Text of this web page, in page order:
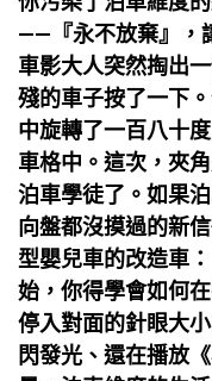
——『永不放棄』，
車影大人突然掏出
殘的車子按了一下
中旋轉了一百八十
車格中。這次，夾
泊車學徒了。如果
向盤都沒摸過的新
型嬰兒車的改造車
始，你得學會如何
停入對面的針眼大
閃發光、還在播放